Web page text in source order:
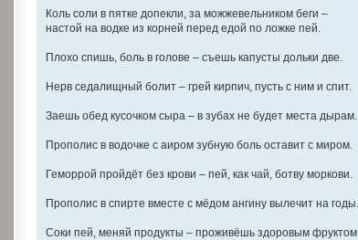
Коль соли в пятке допекли, за можжевельником беги –
настой на водке из корней перед едой по ложке пей.
Плохо спишь, боль в голове – съешь капусты дольки две.
Нерв седалищный болит – грей кирпич, пусть с ним и спит.
Заешь обед кусочком сыра – в зубах не будет места дырам.
Прополис в водочке с аиром зубную боль оставит с миром.
Геморрой пройдёт без крови – пей, как чай, ботву моркови.
Прополис в спирте вместе с мёдом ангину вылечит на годы.
Соки пей, меняй продукты – проживёшь здоровым фруктом.